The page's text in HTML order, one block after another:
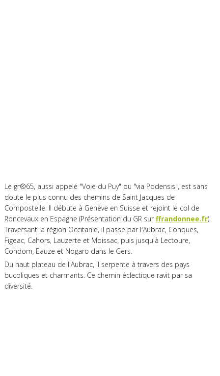
Le gr®65, aussi appelé "Voie du Puy" ou "via Podensis", est sans
doute le plus connu des chemins de Saint Jacques de
Compostelle. Il débute à Genève en Suisse et rejoint le col de
Roncevaux en Espagne (Présentation du GR sur ffrandonnee.fr).
Traversant la région Occitanie, il passe par l'Aubrac, Conques,
Figeac, Cahors, Lauzerte et Moissac, puis jusqu'à Lectoure,
Condom, Eauze et Nogaro dans le Gers.
Du haut plateau de l'Aubrac, il serpente à travers des pays
bucoliques et charmants. Ce chemin éclectique ravit par sa
diversité.